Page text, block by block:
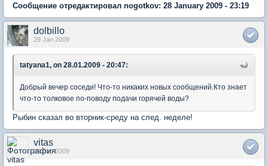
Сообщение отредактировал nogotkov: 28 January 2009 - 23:19
dolbillo
29 Jan 2009
tatyana1, on 28.01.2009 - 20:47:
Добрый вечер соседи! Что-то никаких новых сообщений.Кто знает
что-то толковое по-поводу подачи горячей воды?
Рыбин сказал во вторник-среду на след. неделе!
vitas
29 Jan 2009